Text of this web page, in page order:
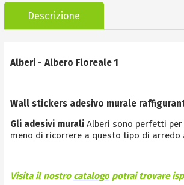
Descrizione
Alberi - Albero Floreale 1
Wall stickers adesivo murale
Gli adesivi muraliAlberi sono perfetti per
meno di ricorrere a questo tipo di arredo
Visita il nostro catalogopotrai trovare